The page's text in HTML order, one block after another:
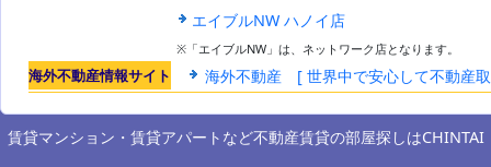
エイブルNW ハノイ店
※「エイブルNW」は、ネットワーク店となります。
海外不動産情報サイト 海外不動産 [ 世界中で安心して不動産
賃貸マンション・賃貸アパートなど不動産賃貸の部屋探しはCHINTAI